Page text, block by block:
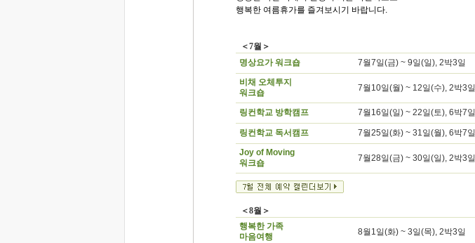
행복한 여름휴가를 즐겨보시기 바랍니다.
＜7월＞
명상요가 워크숍
7월7일(금) ~ 9일(일), 2박3일
비채 오체투지
워크숍
7월10일(월) ~ 12일(수), 2박3일
링컨학교 방학캠프 7월16일(일) ~ 22일(토), 6박7일
링컨학교 독서캠프 7월25일(화) ~ 31일(월), 6박7일
Joy of Moving
워크숍
7월28일(금) ~ 30일(일), 2박3일
＜8월＞
행복한 가족
마음여행
8월1일(화) ~ 3일(목), 2박3일